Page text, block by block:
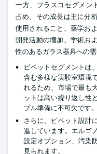
一方、フラスコセグメン
占め、その成長は主に分
使用されること、薬学お
開発活動の増加、学術お
性のあるガラス器具への
ピペットセグメントは
含む多様な実験室環境
れるため、市場で最も
ットは高い繰り返し性
プル準備に不可欠です。
さらに、ピペット設計
進しています。エルゴ
設定オプション、汚染
見られます。